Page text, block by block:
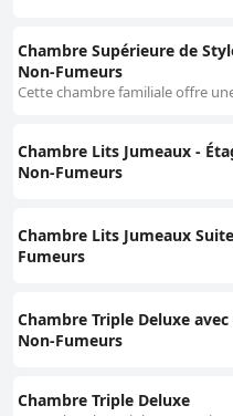
Chambre Supérieure de
Non-Fumeurs
Cette chambre familiale offre
Chambre Lits Jumeaux -
Non-Fumeurs
Chambre Lits Jumeaux
Fumeurs
Chambre Triple Deluxe
Non-Fumeurs
Chambre Triple Deluxe